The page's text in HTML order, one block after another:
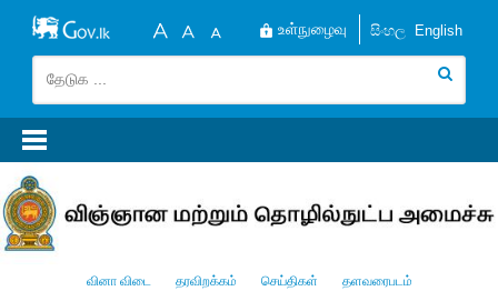
உள்நுழைவு සිංහල English
வினா விடை தரவிறக்கம் செய்திகள் தளவரைபடம்